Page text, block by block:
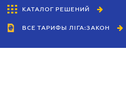
КАТАЛОГ РЕШЕНИЙ
ВСЕ ТАРИФЫ ЛІГА:ЗАКОН